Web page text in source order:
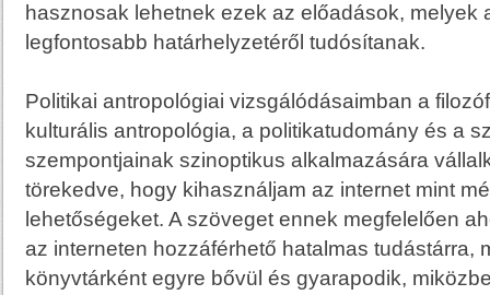
hasznosak lehetnek ezek az előadások, melyek
legfontosabb határhelyzetéről tudósítanak.
Politikai antropológiai vizsgálódásaimban a
kulturális antropológia, a politikatudomány és a
szempontjainak szinoptikus alkalmazására
törekedve, hogy kihasználjam az internet mint
lehetőségeket. A szöveget ennek megfelelően
az interneten hozzáférhető hatalmas tudástárra,
könyvtárként egyre bővül és gyarapodik,